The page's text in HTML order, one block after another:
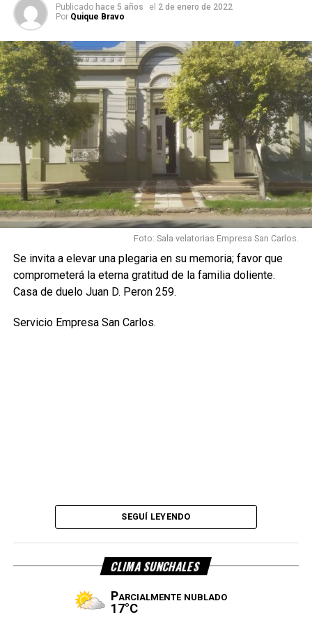
Publicado hace 5 años el 2 de enero de 2022
Por Quique Bravo
Foto: Sala velatorias Empresa San Carlos.
Se invita a elevar una plegaria en su memoria; favor que
comprometerá la eterna gratitud de la familia doliente.
Casa de duelo Juan D. Peron 259.
Servicio Empresa San Carlos.
SEGUÍ LEYENDO
CLIMA SUNCHALES
Parcialmente nublado
17°C